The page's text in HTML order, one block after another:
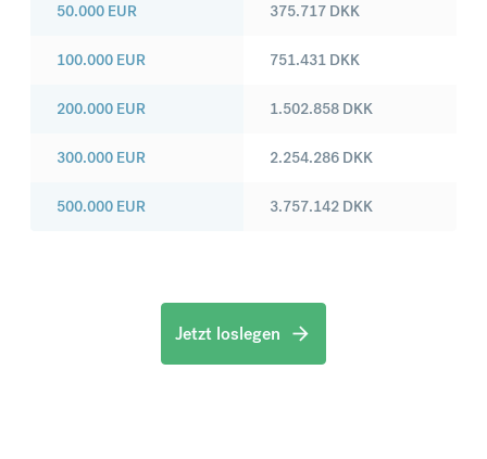
50.000 EUR
100.000 EUR
200.000 EUR
300.000 EUR
500.000 EUR
375.717 DKK
751.431 DKK
1.502.858 DKK
2.254.286 DKK
3.757.142 DKK
Jetzt loslegen